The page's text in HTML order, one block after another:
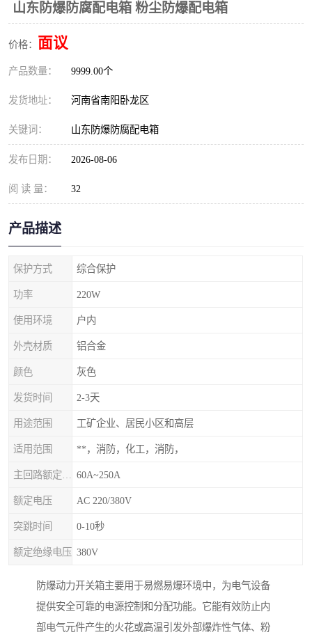
山东防爆防腐配电箱 粉尘防爆配电箱
价格： 面议
产品数量： 9999.00个
发货地址： 河南省南阳卧龙区
关键词： 山东防爆防腐配电箱
发布日期： 2026-08-06
阅 读 量： 32
产品描述
保护方式 综合保护
功率 220W
使用环境 户内
外壳材质 铝合金
颜色 灰色
发货时间 2-3天
用途范围 工矿企业、居民小区和高层
适用范围 **，消防，化工，消防，
60A~250A
额定电压 AC 220/380V
突跳时间 0-10秒
额定绝缘电压 380V
防爆动力开关箱主要用于易燃易爆环境中，为电气设备
提供安全可靠的电源控制和分配功能。它能有效防止内
部电气元件产生的火花或高温引发外部爆炸性气体、粉